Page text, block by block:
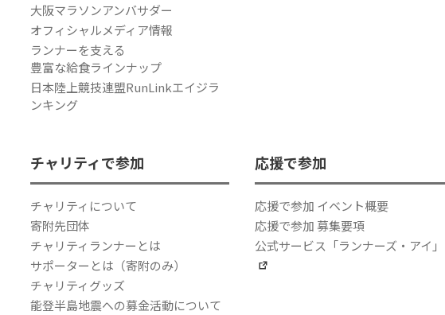
大阪マラソンアンバサダー
オフィシャルメディア情報
ランナーを支える
豊富な給食ラインナップ
日本陸上競技連盟RunLinkエイジラ
ンキング
チャリティで参加
チャリティについて
寄附先団体
チャリティランナーとは
サポーターとは（寄附のみ）
チャリティグッズ
能登半島地震への募金活動について
応援で参加
応援で参加 イベント概要
応援で参加 募集要項
公式サービス「ランナーズ・アイ」